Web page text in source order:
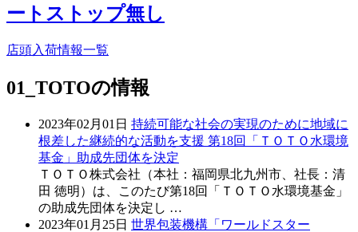
ートストップ無し
店頭入荷情報一覧
01_TOTOの情報
2023年02月01日 持続可能な社会の実現のために地域に
根差した継続的な活動を支援 第18回「ＴＯＴＯ水環境
基金」助成先団体を決定
ＴＯＴＯ株式会社（本社：福岡県北九州市、社長：清
田 徳明）は、このたび第18回「ＴＯＴＯ水環境基金」
の助成先団体を決定し …
2023年01月25日 世界包装機構「ワールドスター